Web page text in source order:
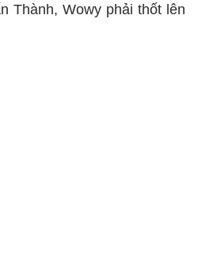
Thành, Wowy phải thốt lên